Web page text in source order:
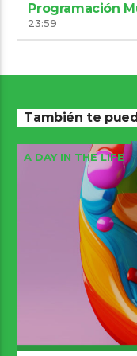
Programación
23:59
También te
A DAY IN THE LIFE